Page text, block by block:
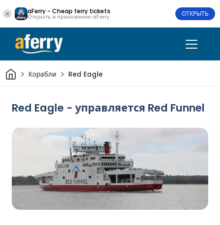
aFerry - Cheap ferry tickets
Открыть в приложении aFerry ОТКРЫТЬ
ДомКорабли Red Eagle
Red Eagle - управляется Red Funnel